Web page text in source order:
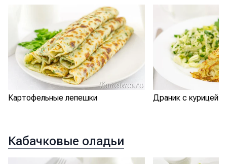
Картофельные лепешки Драник с курицей
Кабачковые оладьи